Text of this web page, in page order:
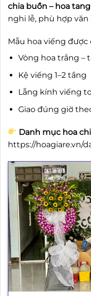
chia buồn – hoa
nghi lễ, phù hợp
Mẫu hoa viếng
Vòng hoa trắng –
Kệ viếng 1–2 tầng
Lẵng kính viếng
Giao đúng giờ
Danh mục hoa
https://hoagiare.vn/